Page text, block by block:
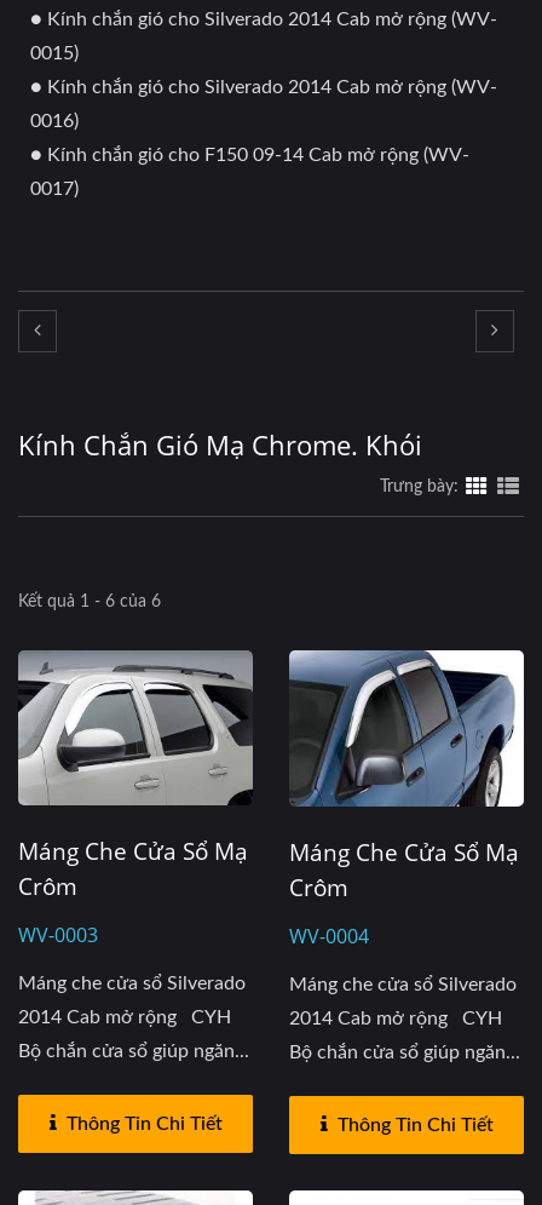
● Kính chắn gió cho Silverado 2014 Cab mở rộng (WV-
0015)
● Kính chắn gió cho Silverado 2014 Cab mở rộng (WV-
0016)
● Kính chắn gió cho F150 09-14 Cab mở rộng (WV-
0017)
Kính Chắn Gió Mạ Chrome. Khói
Trưng bày:
Kết quả 1 - 6 của 6
Máng Che Cửa Sổ Mạ
Crôm
WV-0003
Máng che cửa sổ Silverado
2014 Cab mở rộng CYH
Bộ chắn cửa sổ giúp ngăn...
Thông Tin Chi Tiết
Máng Che Cửa Sổ Mạ
Crôm
WV-0004
Máng che cửa sổ Silverado
2014 Cab mở rộng CYH
Bộ chắn cửa sổ giúp ngăn...
Thông Tin Chi Tiết